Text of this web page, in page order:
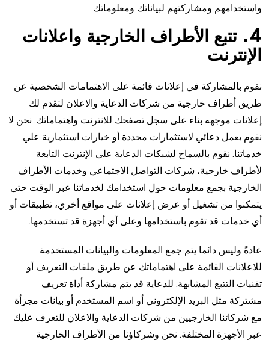
واستخدامهم ومشاركتهم لبياناتك ومعلوماتك.
4. تتبع الأطراف الخارجية واعلانات
الإنترنت
نقوم بالمشاركة في إعلانات قائمة على الاهتمامات الشخصية عن
طريق أطراف خارجية من شركات الدعاية والاعلان لتقدم لك
إعلانات موجهه بناء على سجل تصفحك للانترنت واهتماماتك. نحن لا
نقوم بعمل دعائي لاستثمارات محددة أو خيارات استثمارية علي
خدماتنا. نقوم بالسماح لشبكات الدعاية على الإنترنت التابعة
لأطراف خارجية، شركات التواصل الاجتماعي وخدمات الأطراف
الخارجية بجمع معلومات حول استخدامك لخدماتنا عبر الوقت حتى
يتمكنوا من تشغيل أو عرض إعلانات على مواقع أخري، تطبيقات أو
أي خدمات قد تقوم باستخدامها وعلى أي أجهزة قد تستخدمها.
عادةً وليس دائما يتم جمع المعلومات والبيانات المستخدمة
للاعلانات القائمة على اهتماماتك عن طريق ملفات التعريف أو
تقنيات التتبع المشابهة. للدعاية قد يتم مشاركة أداة تعريف
مشتركة مثل البريد الإلكتروني أو اسم المستخدم أو بيانات مجزأة
مع شركائنا الخارجيين من شركات الدعاية والاعلان للتعرف عليك
عبر الأجهزة المختلفة. نحن وشركاؤنا من الأطراف الخارجية